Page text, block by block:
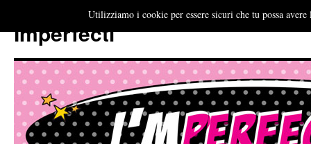
Imperfecti
Utilizziamo i cookie per essere sicuri che tu possa